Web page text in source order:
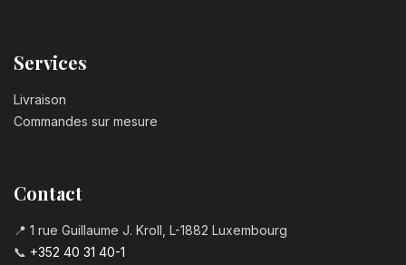
Services
Livraison
Commandes sur mesure
Contact
📍 1 rue Guillaume J. Kroll, L-1882 Luxembourg
📞 +352 40 31 40-1